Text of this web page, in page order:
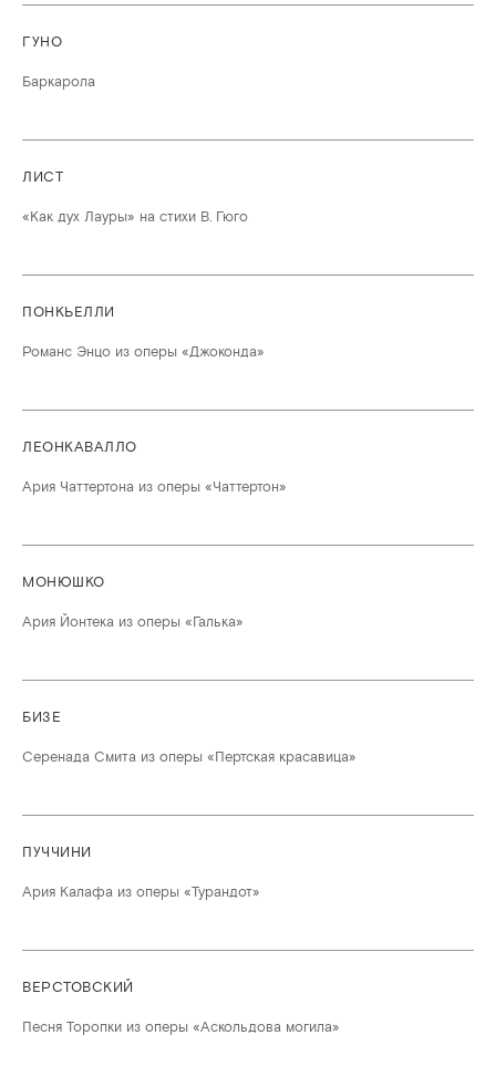
ГУНО
Баркарола
ЛИСТ
«Как дух Лауры» на стихи В. Гюго
ПОНКЬЕЛЛИ
Романс Энцо из оперы «Джоконда»
ЛЕОНКАВАЛЛО
Ария Чаттертона из оперы «Чаттертон»
МОНЮШКО
Ария Йонтека из оперы «Галька»
БИЗЕ
Серенада Смита из оперы «Пертская красавица»
ПУЧЧИНИ
Ария Калафа из оперы «Турандот»
ВЕРСТОВСКИЙ
Песня Торопки из оперы «Аскольдова могила»